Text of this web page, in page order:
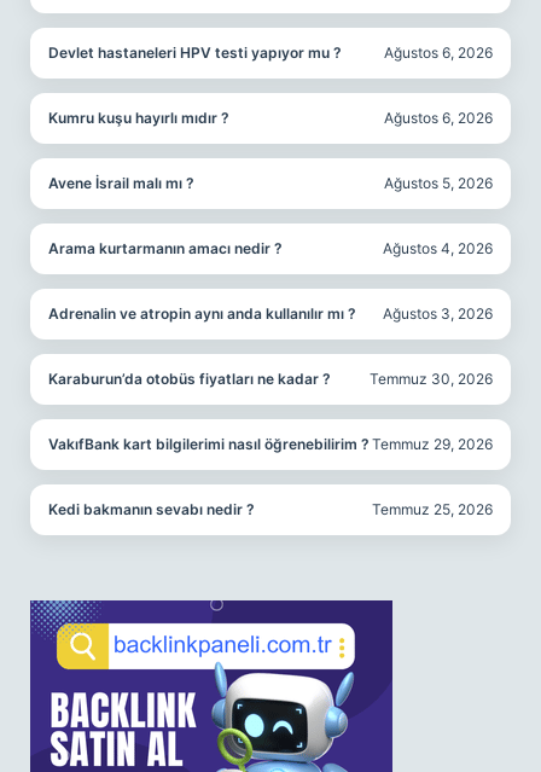
Devlet hastaneleri HPV testi yapıyor mu ? Ağustos 6, 2026
Kumru kuşu hayırlı mıdır ? Ağustos 6, 2026
Avene İsrail malı mı ? Ağustos 5, 2026
Arama kurtarmanın amacı nedir ? Ağustos 4, 2026
Adrenalin ve atropin aynı anda kullanılır mı ? Ağustos 3, 2026
Karaburun’da otobüs fiyatları ne kadar ? Temmuz 30, 2026
VakıfBank kart bilgilerimi nasıl öğrenebilirim ? Temmuz 29, 2026
Kedi bakmanın sevabı nedir ? Temmuz 25, 2026